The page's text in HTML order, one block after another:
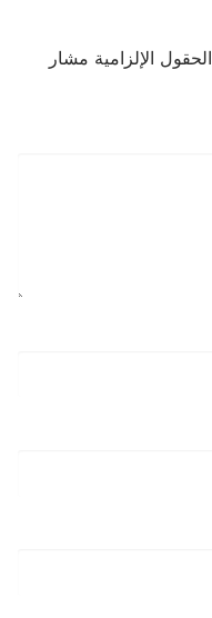
الحقول الإلزامية مشار